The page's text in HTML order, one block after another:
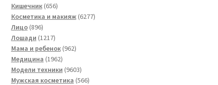
товара
Кишечник 656656
товаров
Косметика и макияж 62776277
Лицо 896896
товаров
Лошади 12171217
товаров
Мама и ребенок 962962
Медицина 19621962
товара
Модели техники 96039603
товара
Мужская косметика 566566